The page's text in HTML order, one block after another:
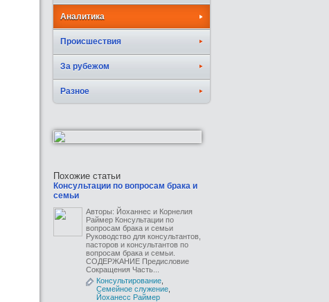
Аналитика
Происшествия
За рубежом
Разное
Похожие статьи
Консультации по вопросам брака и
семьи
Авторы: Йоханнес и Корнелия
Раймер Консультации по
вопросам брака и семьи
Руководство для консультантов,
пасторов и консультантов по
вопросам брака и семьи.
СОДЕРЖАНИЕ Предисловие
Сокращения Часть...
Консультирование
Семейное служение
Йоханесс Раймер